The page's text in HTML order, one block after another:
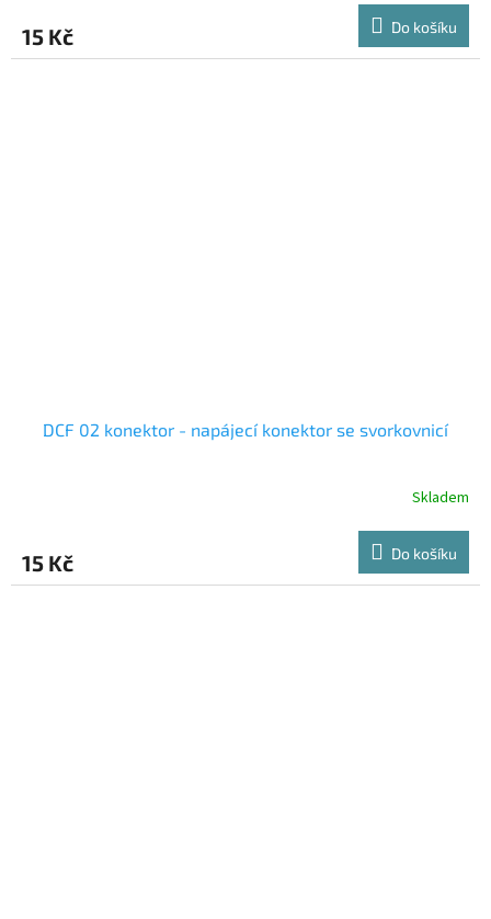
15 Kč Do košíku
DCF 02 konektor - napájecí konektor se svorkovnicí
Skladem
15 Kč Do košíku